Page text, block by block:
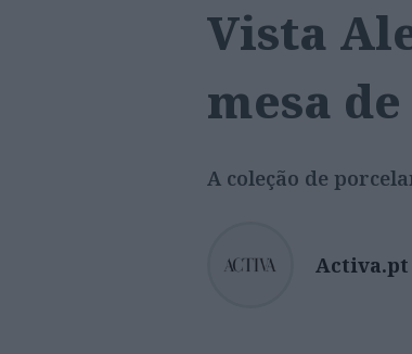
Vista
mesa
A coleção de
Activa.pt